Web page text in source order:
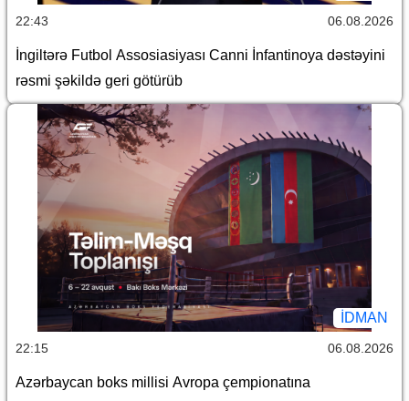
22:43 06.08.2026
İngiltərə Futbol Assosiasiyası Canni İnfantinoya dəstəyini
rəsmi şəkildə geri götürüb
İDMAN
22:15 06.08.2026
Azərbaycan boks millisi Avropa çempionatına